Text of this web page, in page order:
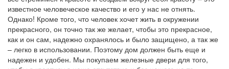
известное человеческое качество и его у нас не отнять.
Однако! Кроме того, что человек хочет жить в окружении
прекрасного, он точно так же желает, чтобы это прекрасное,
как и он сам, надежно охранялось и было защищено, а так же
– легко в использовании. Поэтому дом должен быть еще и
надежен и удобен. Мы покупаем железные двери для того,